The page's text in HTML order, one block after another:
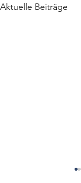
Aktuelle Beiträge